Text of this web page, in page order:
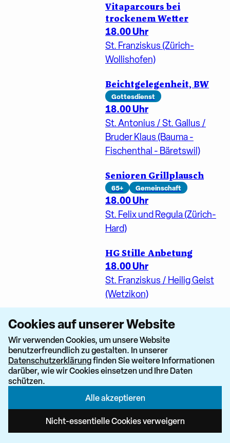
Vitaparcours bei
trockenem Wetter
18.00 Uhr
St. Franziskus (Zürich-
Wollishofen)
Beichtgelegenheit, BW
Gottesdienst
18.00 Uhr
St. Antonius / St. Gallus /
Bruder Klaus (Bauma -
Fischenthal - Bäretswil)
Senioren Grillplausch
65+ Gemeinschaft
18.00 Uhr
St. Felix und Regula (Zürich-
Hard)
HG Stille Anbetung
18.00 Uhr
St. Franziskus / Heilig Geist
(Wetzikon)
Messe Gottesdienst
18.00 Uhr
Erlöser (Zürich-Seefeld -
Zürich-Riesbach)
Santa Messa
18.00 Uhr
Don Bosco (Parrocchia di
lingua italiana Zurigo)
Cookies auf unserer Website
Wir verwenden Cookies, um unsere Website
benutzerfreundlich zu gestalten. In unserer
Datenschutzerklärungfinden Sie weitere Informationen
darüber, wie wir Cookies einsetzen und Ihre Daten
schützen.
Alle akzeptieren
Nicht-essentielle Cookies verweigern